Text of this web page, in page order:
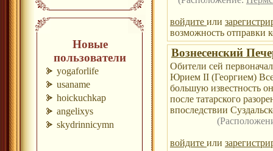
Новые
пользователи
yogaforlife
usaname
hoickuchkap
angelixys
skydrinnicymn
войдите или
возможность отправки
Вознесенский
Обители сей
Юрием II (Георгием)
большую известность
после татар­ского
впоследствии
войдите или